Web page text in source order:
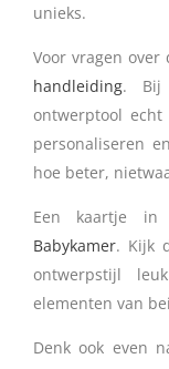
unieks.
Voor vragen
handleiding. Bij
ontwerptool
personaliseren
hoe beter,
Een kaartje
Babykamer. Kijk
ontwerpstijl
elementen van
Denk ook even